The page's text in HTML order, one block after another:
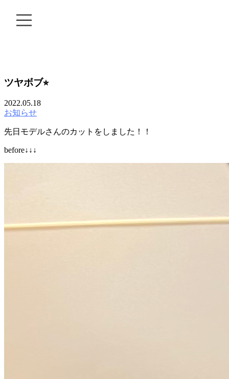
ツヤボブ⭐︎
2022.05.18
お知らせ
先日モデルさんのカットをしました！！
before↓↓↓